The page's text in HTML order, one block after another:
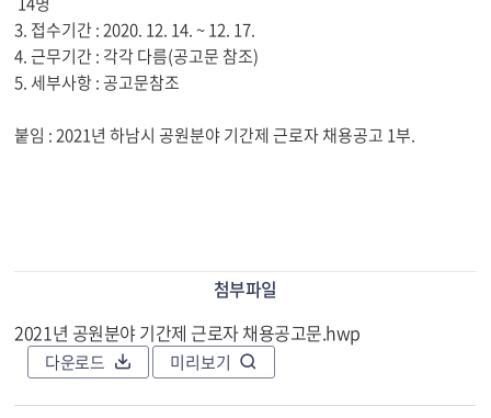
첨부파일
2021년 공원분야 기간제 근로자 채용공고문.hwp
다운로드 미리보기